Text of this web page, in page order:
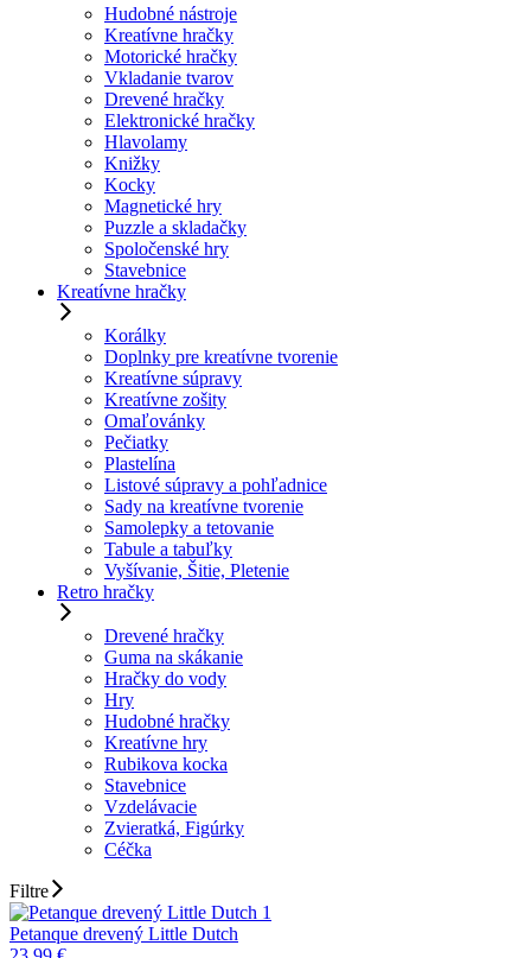
Hudobné nástroje
Kreatívne hračky
Motorické hračky
Vkladanie tvarov
Drevené hračky
Elektronické hračky
Hlavolamy
Knižky
Kocky
Magnetické hry
Puzzle a skladačky
Spoločenské hry
Stavebnice
Kreatívne hračky
Korálky
Doplnky pre kreatívne tvorenie
Kreatívne súpravy
Kreatívne zošity
Omaľovánky
Pečiatky
Plastelína
Listové súpravy a pohľadnice
Sady na kreatívne tvorenie
Samolepky a tetovanie
Tabule a tabuľky
Vyšívanie, Šitie, Pletenie
Retro hračky
Drevené hračky
Guma na skákanie
Hračky do vody
Hry
Hudobné hračky
Kreatívne hry
Rubikova kocka
Stavebnice
Vzdelávacie
Zvieratká, Figúrky
Céčka
Filtre
Petanque drevený Little Dutch